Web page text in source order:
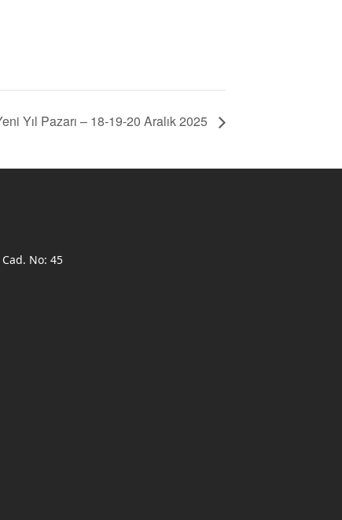
Yıl Pazarı – 18-19-20 Aralık 2025
Cad. No: 45